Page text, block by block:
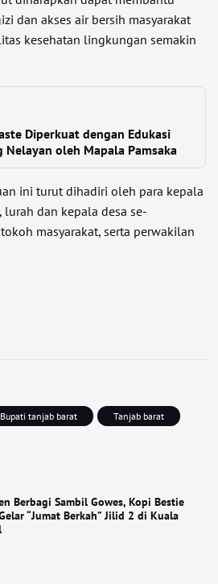
dan akses air bersih masyarakat
kesehatan lingkungan semakin
Diperkuat dengan Edukasi
Nelayan oleh Mapala Pamsaka
ini turut dihadiri oleh para kepala
lurah dan kepala desa se-
masyarakat, serta perwakilan
Bupati tanjab barat Tanjab barat
Berbagi Sambil Gowes, Kopi Bestie
“Jumat Berkah” Jilid 2 di Kuala